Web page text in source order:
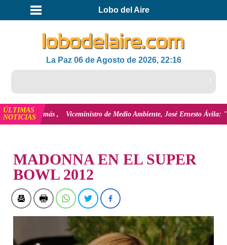
Lobo del Aire
La Paz 06 de Agosto de 2026, 22:16
ÚLTIMAS
NOTICIAS
ver más Viceministro de Medio Ambiente, José Ernesto Ávila: "la
MADONNA EN EL SUPER
BOWL 2012